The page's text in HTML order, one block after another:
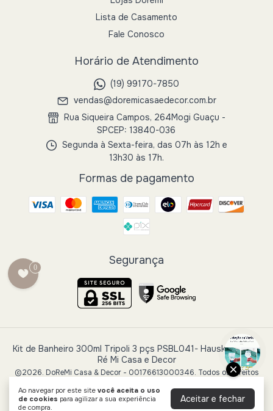
Ao navegar por este site você aceita o uso
de cookies para agilizar a sua experiência
de compra.
Aceitar e fechar
Lista de Casamento
Fale Conosco
Horário de Atendimento
(19) 99170-7850
vendas@doremicasaedecor.com.br
Rua Siqueira Campos, 264Mogi Guaçu -
SPCEP: 13840-036
Segunda à Sexta-feira, das 07h às 12h e
13h30 às 17h.
Formas de pagamento
Segurança
Kit de Banheiro 300ml Tripoli 3 pçs PSBL041- Hauskraft- Do
Ré Mi Casa e Decor
©2026. DoReMi Casa & Decor - 00176613000346. Todos os direitos
0